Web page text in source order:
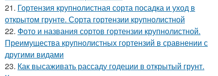
21. Гортензия крупнолистная сорта посадка и уход в
открытом грунте. Сорта гортензии крупнолистной
22. Фото и названия сортов гортензии крупнолистной.
Преимущества крупнолистных гортензий в сравнении с
другими видами
23. Как высаживать рассаду годеции в открытый грунт.